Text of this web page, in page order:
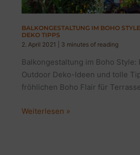
BALKONGESTALTUNG IM BOHO
DEKO TIPPS
2. April 2021
3 minutes of reading
Balkongestaltung im Boho Style:
Outdoor Deko-Ideen und tolle
fröhlichen Boho Flair für
Balkongestaltung
Weiterlesen »